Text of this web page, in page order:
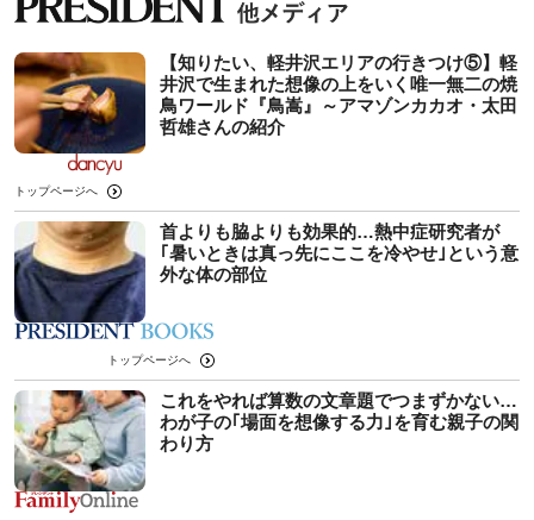
【知りたい、軽井沢エリアの行きつけ⑤】軽
井沢で生まれた想像の上をいく唯一無二の焼
鳥ワールド『鳥嵩』～アマゾンカカオ・太田
哲雄さんの紹介
トップページへ
首よりも脇よりも効果的…熱中症研究者が
｢暑いときは真っ先にここを冷やせ｣という意
外な体の部位
トップページへ
これをやれば算数の文章題でつまずかない…
わが子の｢場面を想像する力｣を育む親子の関
わり方